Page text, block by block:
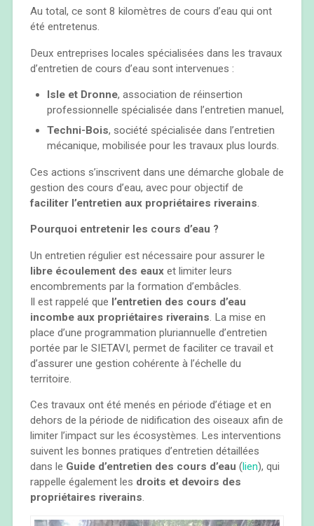
Au total, ce sont 8 kilomètres de cours d’eau qui ont
été entretenus.
Deux entreprises locales spécialisées dans les travaux
d’entretien de cours d’eau sont intervenues :
Isle et Dronne, association de réinsertion
professionnelle spécialisée dans l’entretien manuel,
Techni-Bois, société spécialisée dans l’entretien
mécanique, mobilisée pour les travaux plus lourds.
Ces actions s’inscrivent dans une démarche globale de
gestion des cours d’eau, avec pour objectif de
faciliter l’entretien aux propriétaires riverains.
Pourquoi entretenir les cours d’eau ?
Un entretien régulier est nécessaire pour assurer le
libre écoulement des eauxet limiter leurs
encombrements par la formation d’embâcles.
Il est rappelé que l’entretien des cours d’eau
incombe aux propriétaires riverains. La mise en
place d’une programmation pluriannuelle d’entretien
portée par le SIETAVI, permet de faciliter ce travail et
d’assurer une gestion cohérente à l’échelle du
territoire.
Ces travaux ont été menés en période d’étiage et en
dehors de la période de nidification des oiseaux afin de
limiter l’impact sur les écosystèmes. Les interventions
suivent les bonnes pratiques d’entretien détaillées
dans le Guide d’entretien des cours d’eau (lien), qui
rappelle également les droits et devoirs des
propriétaires riverains.